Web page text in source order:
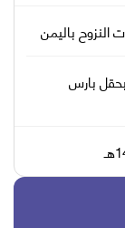
باليمن
بارس